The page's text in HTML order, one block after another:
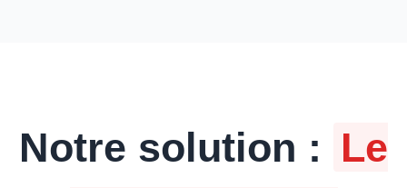
Notre solution : Le